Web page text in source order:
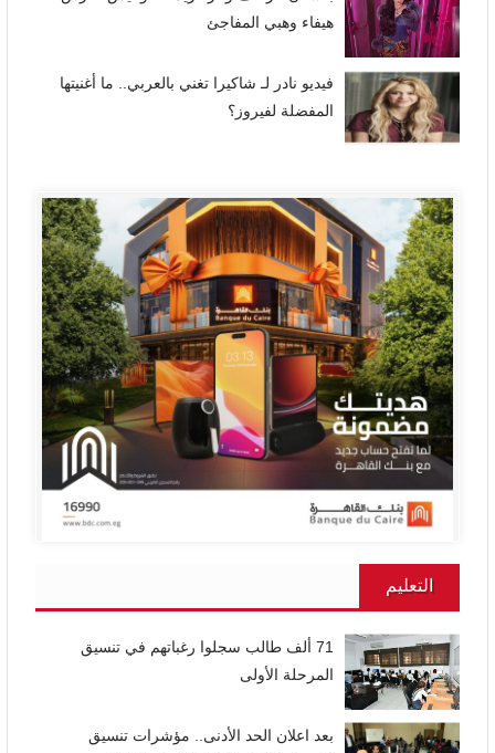
هيفاء وهبي المفاجئ
فيديو نادر لـ شاكيرا تغني بالعربي.. ما أغنيتها
المفضلة لفيروز؟
التعليم
71 ألف طالب سجلوا رغباتهم في تنسيق
المرحلة الأولى
بعد اعلان الحد الأدنى.. مؤشرات تنسيق